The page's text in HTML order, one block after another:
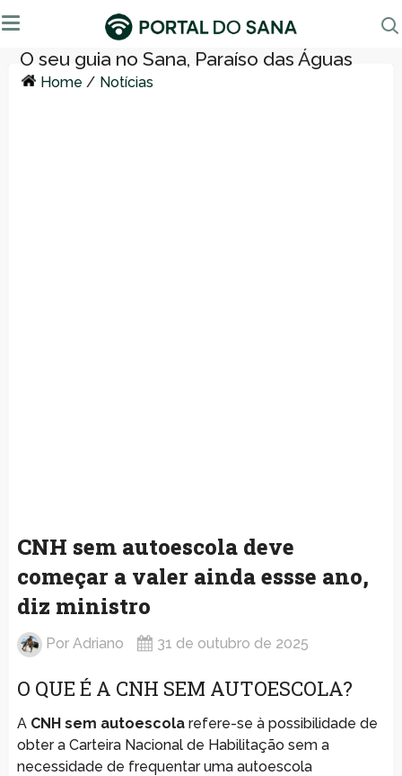
Home / Notícias
CNH sem autoescola deve
começar a valer ainda essse ano,
diz ministro
Por Adriano 31 de outubro de 2025
O QUE É A CNH SEM AUTOESCOLA?
A CNH sem autoescolarefere-se à possibilidade de
obter a Carteira Nacional de Habilitação sem a
necessidade de frequentar uma autoescola